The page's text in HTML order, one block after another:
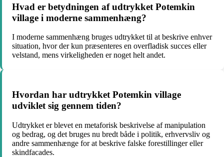
Hvad er betydningen af udtrykket Potemkin
village i moderne sammenhæng?
I moderne sammenhæng bruges udtrykket til at beskrive enhver
situation, hvor der kun præsenteres en overfladisk succes eller
velstand, mens virkeligheden er noget helt andet.
Hvordan har udtrykket Potemkin village
udviklet sig gennem tiden?
Udtrykket er blevet en metaforisk beskrivelse af manipulation
og bedrag, og det bruges nu bredt både i politik, erhvervsliv og
andre sammenhænge for at beskrive falske forestillinger eller
skindfacades.